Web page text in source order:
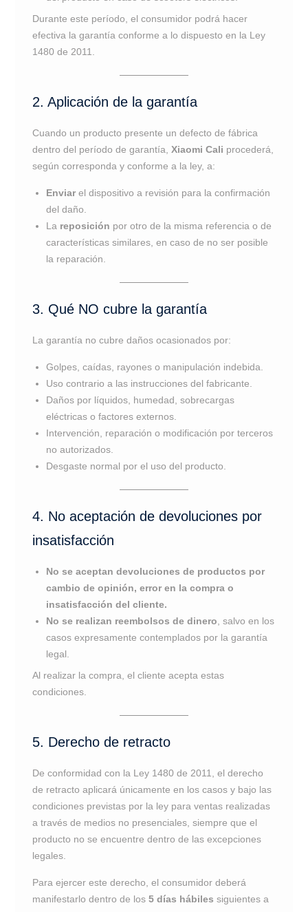
Durante este período, el consumidor podrá hacer
efectiva la garantía conforme a lo dispuesto en la Ley
1480 de 2011.
2. Aplicación de la garantía
Cuando un producto presente un defecto de fábrica
dentro del período de garantía, Xiaomi Cali procederá,
según corresponda y conforme a la ley, a:
Enviarel dispositivo a revisión para la confirmación
del daño.
La reposición por otro de la misma referencia o de
características similares, en caso de no ser posible
la reparación.
3. Qué NO cubre la garantía
La garantía no cubre daños ocasionados por:
Golpes, caídas, rayones o manipulación indebida.
Uso contrario a las instrucciones del fabricante.
Daños por líquidos, humedad, sobrecargas
eléctricas o factores externos.
Intervención, reparación o modificación por terceros
no autorizados.
Desgaste normal por el uso del producto.
4. No aceptación de devoluciones por
insatisfacción
No se aceptan devoluciones de productos por
cambio de opinión, error en la compra o
insatisfacción del cliente.
No se realizan reembolsos de dinero , salvo en los
casos expresamente contemplados por la garantía
legal.
Al realizar la compra, el cliente acepta estas
condiciones.
5. Derecho de retracto
De conformidad con la Ley 1480 de 2011, el derecho
de retracto aplicará únicamente en los casos y bajo las
condiciones previstas por la ley para ventas realizadas
a través de medios no presenciales, siempre que el
producto no se encuentre dentro de las excepciones
legales.
Para ejercer este derecho, el consumidor deberá
manifestarlo dentro de los 5 días hábiles siguientes a